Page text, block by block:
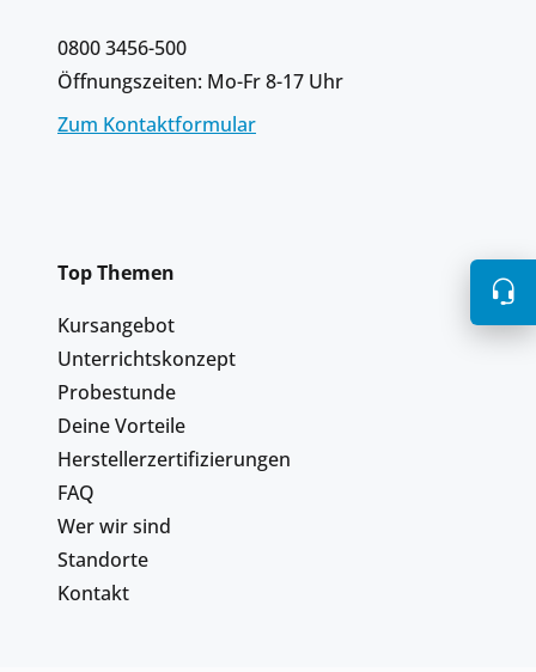
0800 3456-500
Öffnungszeiten: Mo-Fr 8-17 Uhr
Zum Kontaktformular
Top Themen
Kursangebot
Unterrichtskonzept
Probestunde
Deine Vorteile
Herstellerzertifizierungen
FAQ
Wer wir sind
Standorte
Kontakt